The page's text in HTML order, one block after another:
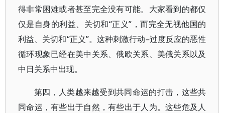
得非常困难或者甚至完全没有可能。大家看到的都仅
仅是自身的利益、关切和“正义”，而完全无视他国的
利益、关切和“正义”。这种刺激行动–过度反应的恶性
循环现象已经在美中关系、俄欧关系、美俄关系以及
中日关系中出现。
第四，人类越来越受到共同命运的打击，这些共
同命运，有些出于自然，有些出于人为。这些危及人